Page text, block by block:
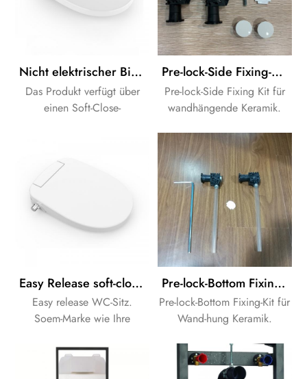
Nicht elektrischer Bidet-Toilettensitz passend für längliche Toiletten
Das Produkt verfügt über
einen Soft-Close-
während das
Edelstahlscharnier für eine
lange Lebensdauer sorgt. Es
ist CE-zertifiziert und
entspricht den EU-
Sicherheitsstandards, was
Käufer stärkt.
Pre-lock-Side Fixing-Kit für Wand hing Pfanne
Pre-lock-Side Fixing Kit für
wandhängende Keramik.
Easy Release soft-close-Bad nicht elektrisch bidet WC-Sitz
Easy release WC-Sitz.
Soem-Marke wie Ihre
Pre-lock-Bottom Fixing-Kit für Wand hing Pfanne
Pre-lock-Bottom Fixing-Kit für
Wand-hung Keramik.